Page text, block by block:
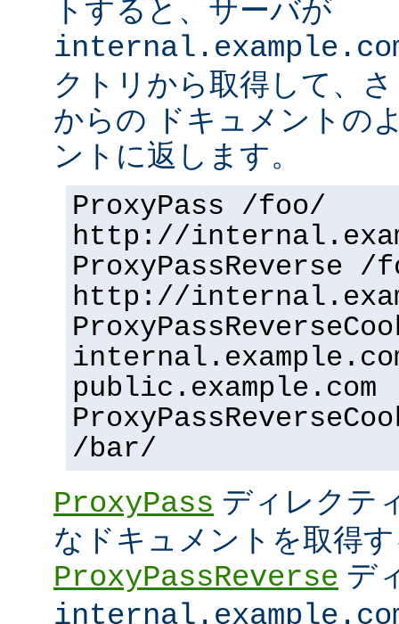
トすると、サーバが
クトリから取得して、
からの ドキュメントの
ントに返します。
ProxyPass /foo/
http://
ProxyPassReverse /
http://
public.example.com
/bar/
ProxyPass ディレクテ
なドキュメントを取得
ProxyPassReverse デ